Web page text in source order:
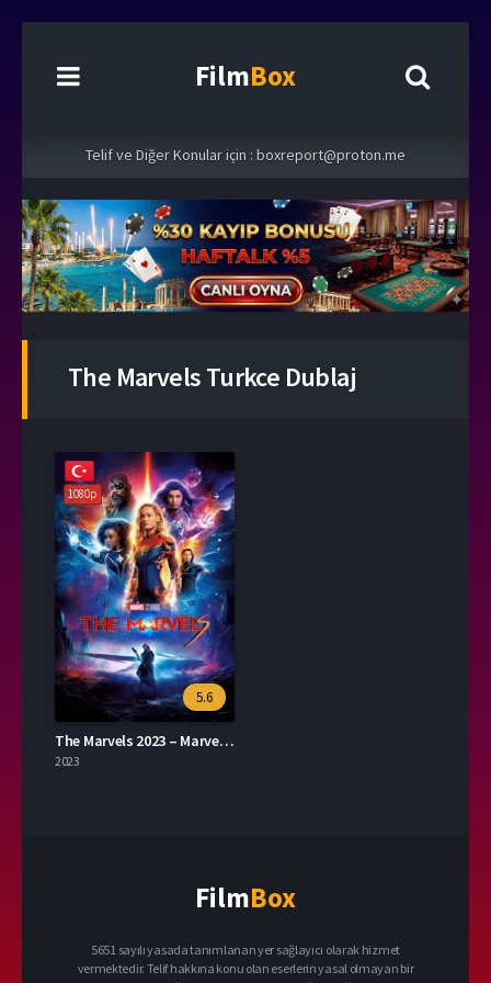
FilmBox
Telif ve Diğer Konular için : boxreport@proton.me
The Marvels Turkce Dublaj
1080p
5.6
The Marvels 2023 – Marvels 1080p Turkce Dublaj izle
2023
FilmBox
5651 sayılı yasada tanımlanan yer sağlayıcı olarak hizmet
vermektedir. Telif hakkına konu olan eserlerin yasal olmayan bir